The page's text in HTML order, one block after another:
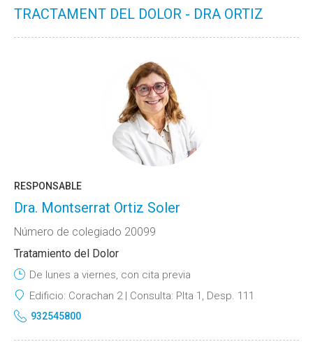
TRACTAMENT DEL DOLOR - DRA ORTIZ
RESPONSABLE
Dra. Montserrat Ortiz Soler
Número de colegiado 20099
Tratamiento del Dolor
De lunes a viernes, con cita previa
Edificio: Corachan 2 Consulta: Plta 1, Desp. 111
932545800